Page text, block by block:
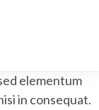
elementum
in consequat.